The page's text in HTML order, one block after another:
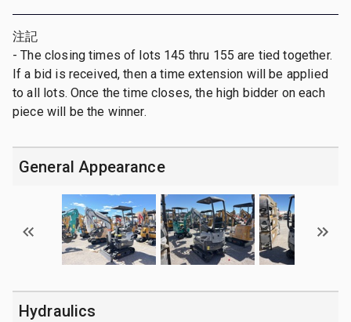
注記
- The closing times of lots 145 thru 155 are tied together.
If a bid is received, then a time extension will be applied
to all lots. Once the time closes, the high bidder on each
piece will be the winner.
General Appearance
Hydraulics